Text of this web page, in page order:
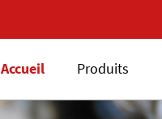
Accueil Produits